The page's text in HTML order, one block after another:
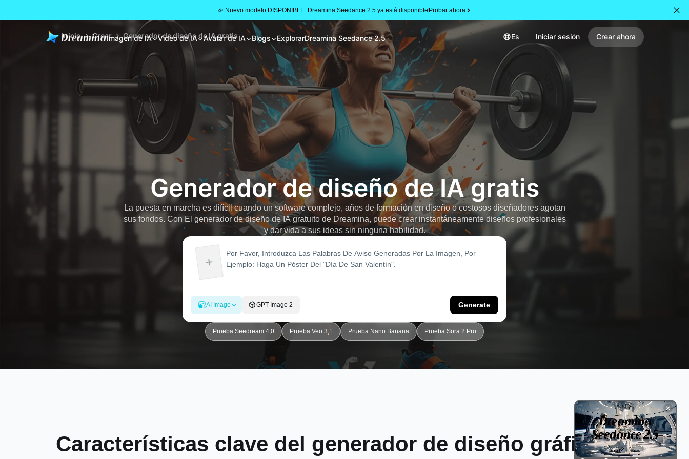
🎉 Nuevo modelo DISPONIBLE: Dreamina Seedance 2.5 ya está disponible Probar ahora
Imagen de IA Video de IA Avatar de IA Blogs ExplorarDreamina Seedance 2.5 Es Iniciar sesión Crear ahora
Inicio Crear Generador de diseño de IA gratis
Generador de diseño de IA gratis
La puesta en marcha es difícil cuando un software complejo, años de formación en diseño o costosos diseñadores agotan
sus fondos. Con El generador de diseño de IA gratuito de Dreamina, puede crear instantáneamente diseños profesionales
y dar vida a sus ideas sin ninguna habilidad.
AI Image GPT Image 2 Generate
Prueba Seedream 4,0 Prueba Veo 3,1 Prueba Nano Banana Prueba Sora 2 Pro
Características clave del generador de diseño gráfico de